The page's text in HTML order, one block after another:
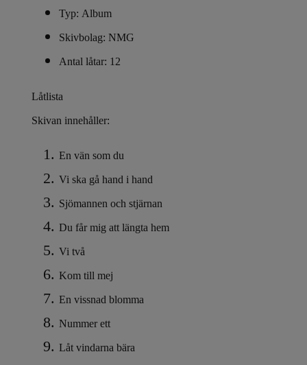
Typ: Album
Skivbolag: NMG
Antal låtar: 12
Låtlista
Skivan innehåller:
En vän som du
Vi ska gå hand i hand
Sjömannen och stjärnan
Du får mig att längta hem
Vi två
Kom till mej
En vissnad blomma
Nummer ett
Låt vindarna bära